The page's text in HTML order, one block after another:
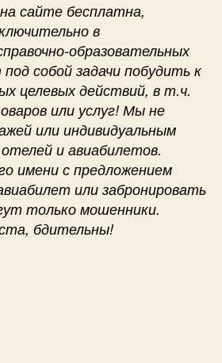
сайте бесплатна,
в
образовательных
собой задачи побудить к
целевых действий, в т.ч.
или услуг! Мы не
или индивидуальным
и авиабилетов.
имени с предложением
или забронировать
только мошенники.
бдительны!